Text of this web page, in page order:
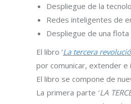
Despliegue de la
Redes inteligentes de
Despliegue de una
El libro ‘La tercera
por comunicar, extender
El libro se compone de
La primera parte ‘LA